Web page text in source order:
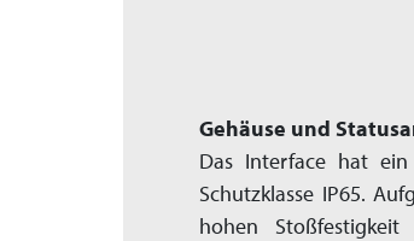
Gehäuse und
Das Interface hat
Schutzklasse IP65.
hohen Stoß­festigkeit